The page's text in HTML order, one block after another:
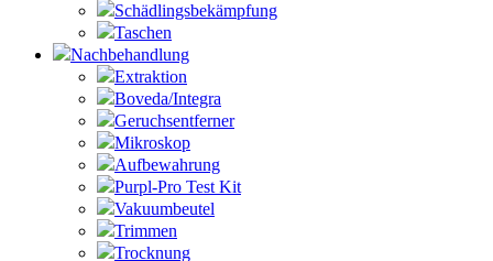
Schädlingsbekämpfung
Taschen
Nachbehandlung
Extraktion
Boveda/Integra
Geruchsentferner
Mikroskop
Aufbewahrung
Purpl-Pro Test Kit
Vakuumbeutel
Trimmen
Trocknung